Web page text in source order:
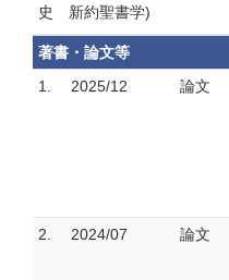
史 新約聖書学)
著書・論文等
1.
2025/12 論文
2. 2024/07 論文